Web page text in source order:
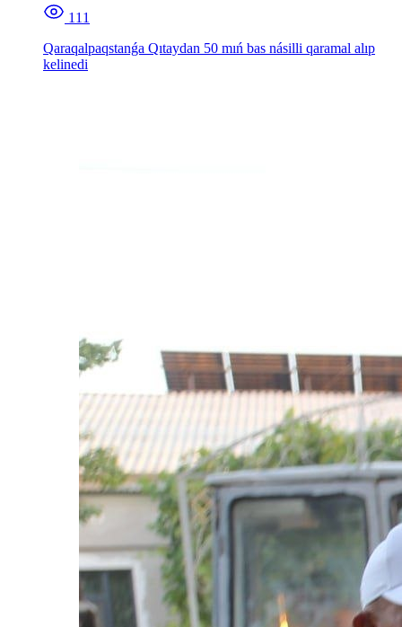
111
Qaraqalpaqstanǵa Qıtaydan 50 mıń bas násilli qaramal alıp
kelinedi